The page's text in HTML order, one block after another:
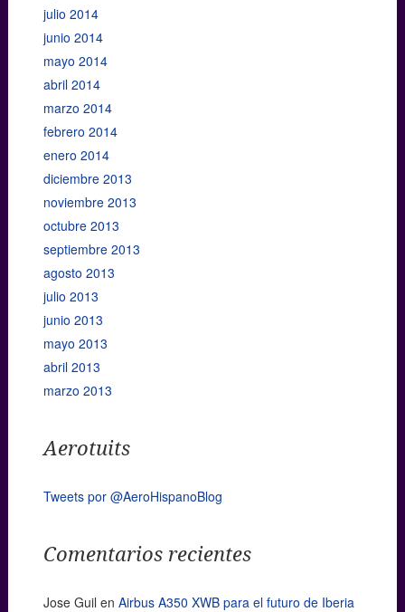
julio 2014
junio 2014
mayo 2014
abril 2014
marzo 2014
febrero 2014
enero 2014
diciembre 2013
noviembre 2013
octubre 2013
septiembre 2013
agosto 2013
julio 2013
junio 2013
mayo 2013
abril 2013
marzo 2013
Aerotuits
Tweets por @AeroHispanoBlog
Comentarios recientes
Jose Guil en Airbus A350 XWB para el futuro de Iberia